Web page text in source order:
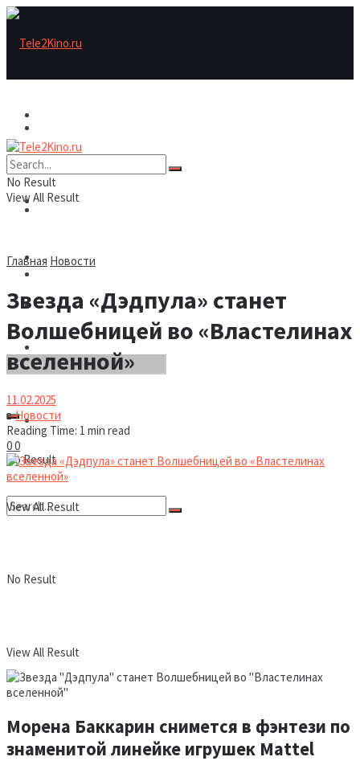
Рецензии/трейлеры
Новости
No Result
View All Result
Рецензии/трейлеры
Шоу бизнес
Новости
No Result
View All Result
No Result
View All Result
Главная Новости
Звезда «Дэдпула» станет
Волшебницей во «Властелинах
вселенной»
11.02.2025
вНовости
Reading Time: 1 min read
00
Морена Баккарин снимется в фэнтези по
знаменитой линейке игрушек Mattel